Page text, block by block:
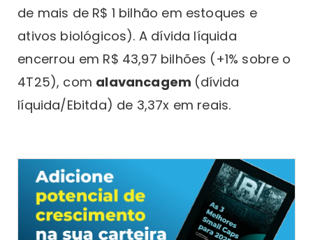
de mais de R$ 1 bilhão em estoques e
ativos biológicos). A dívida líquida
encerrou em R$ 43,97 bilhões (+1% sobre o
4T25), com alavancagem (dívida
líquida/Ebitda) de 3,37x em reais.